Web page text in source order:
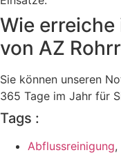
Wie
von AZ
Sie können unseren
365 Tage im Jahr für
Tags :
Abflussreinigung,